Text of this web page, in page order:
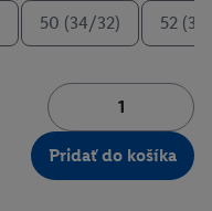
50 (34/32) 52
Pridať do košíka